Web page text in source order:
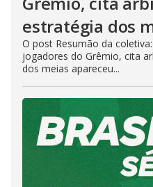
estratégia dos
O post Resumão da
jogadores do Grêmio, cita
dos meias apareceu...